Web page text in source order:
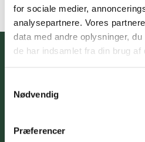
for sociale medier,
analysepartnere. Vores
data med andre oplysninger,
de har indsamlet fra din brug af
Nødvendig
Præferencer
Du skal acceptere cookies for at
nyhedsbrev